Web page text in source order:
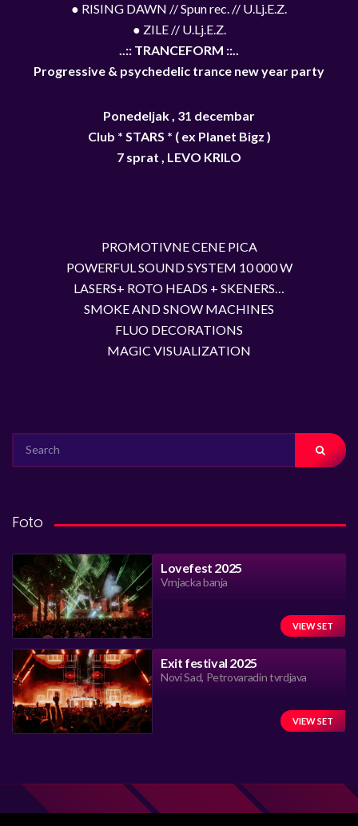
● RISING DAWN // Spun rec. // U.Lj.E.Z.
● ZILE // U.Lj.E.Z.
..:: TRANCEFORM ::..
Progressive & psychedelic trance new year party
Ponedeljak , 31 decembar
Club * STARS * ( ex Planet Bigz )
7 sprat , LEVO KRILO
PROMOTIVNE CENE PICA
POWERFUL SOUND SYSTEM 10 000 W
LASERS+ ROTO HEADS + SKENERS…
SMOKE AND SNOW MACHINES
FLUO DECORATIONS
MAGIC VISUALIZATION
FOR:
Foto
Lovefest 2025
Vrnjacka banja
VIEW SET
Exit festival 2025
Novi Sad, Petrovaradin tvrdjava
VIEW SET